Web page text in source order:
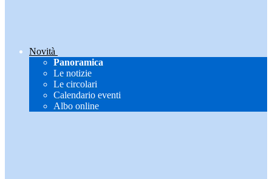
Novità
Panoramica
Le notizie
Le circolari
Calendario eventi
Albo online